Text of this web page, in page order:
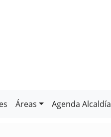
Áreas Agenda Alcaldía